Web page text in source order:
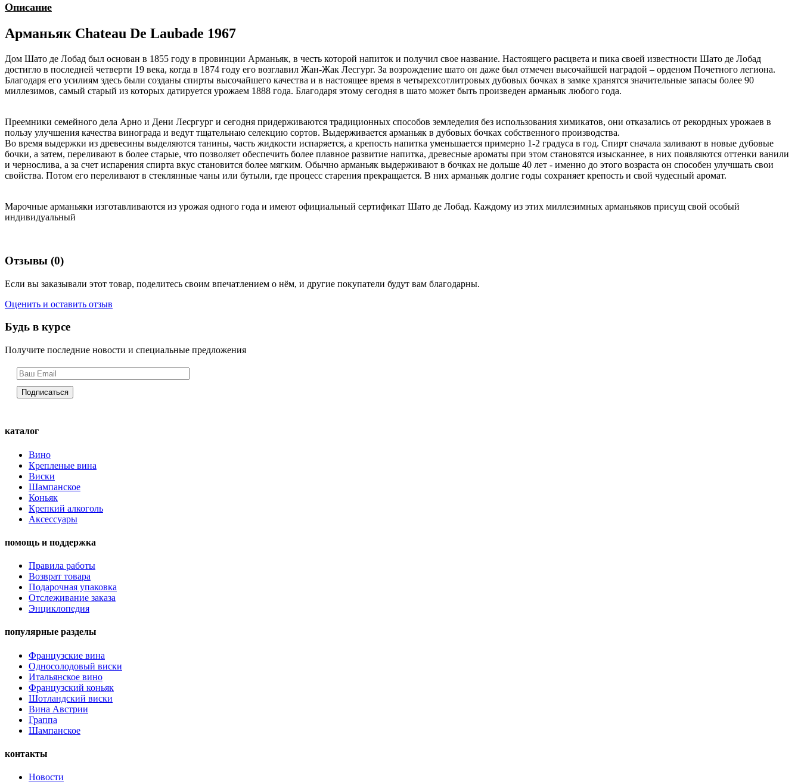
Описание
Арманьяк Chateau De Laubade 1967
Дом Шато де Лобад был основан в 1855 году в провинции Арманьяк, в честь которой напиток и получил свое название. Настоящего расцвета и пика своей известности Шато де Лобад
достигло в последней четверти 19 века, когда в 1874 году его возглавил Жан-Жак Лесгург. За возрождение шато он даже был отмечен высочайшей наградой – орденом Почетного легиона.
Благодаря его усилиям здесь были созданы спирты высочайшего качества и в настоящее время в четырехсотлитровых дубовых бочках в замке хранятся значительные запасы более 90
миллезимов, самый старый из которых датируется урожаем 1888 года. Благодаря этому сегодня в шато может быть произведен арманьяк любого года.
Преемники семейного дела Арно и Дени Лесргург и сегодня придерживаются традиционных способов земледелия без использования химикатов, они отказались от рекордных урожаев в
пользу улучшения качества винограда и ведут тщательнаю селекцию сортов. Выдерживается арманьяк в дубовых бочках собственного производства.
Во время выдержки из древесины выделяются танины, часть жидкости испаряется, а крепость напитка уменьшается примерно 1-2 градуса в год. Спирт сначала заливают в новые дубовые
бочки, а затем, переливают в более старые, что позволяет обеспечить более плавное развитие напитка, древесные ароматы при этом становятся изысканнее, в них появляются оттенки ванили
и чернослива, а за счет испарения спирта вкус становится более мягким. Обычно арманьяк выдерживают в бочках не дольше 40 лет - именно до этого возраста он способен улучшать свои
свойства. Потом его переливают в стеклянные чаны или бутыли, где процесс старения прекращается. В них арманьяк долгие годы сохраняет крепость и свой чудесный аромат.
Марочные арманьяки изготавливаются из урожая одного года и имеют официальный сертификат Шато де Лобад. Каждому из этих миллезимных арманьяков присущ свой особый
индивидуальный
Отзывы (0)
Если вы заказывали этот товар, поделитесь своим впечатлением о нём, и другие покупатели будут вам благодарны.
Оценить и оставить отзыв
Будь в курсе
Получите последние новости и специальные предложения
каталог
Вино
Крепленые вина
Виски
Шампанское
Коньяк
Крепкий алкоголь
Аксессуары
помощь и поддержка
Правила работы
Возврат товара
Подарочная упаковка
Отслеживание заказа
Энциклопедия
популярные разделы
Французские вина
Односолодовый виски
Итальянское вино
Французский коньяк
Шотландский виски
Вина Австрии
Граппа
Шампанское
контакты
Новости